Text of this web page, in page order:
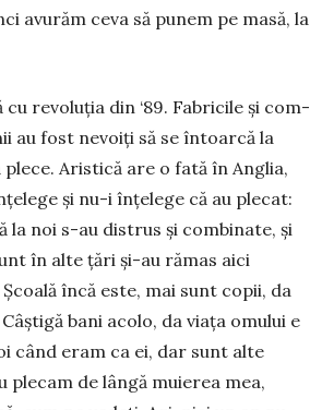
avu­răm ceva să punem pe masă, la
revoluția din ‘89. Fabricile și com­
au fost nevoiți să se întoarcă la
Aristică are o fată în Anglia,
și nu-i înțelege că au plecat:
la noi s-au dis­trus și combinate, și
în alte țări și-au rămas aici
încă este, mai sunt copii, da
bani acolo, da viața omului e
când eram ca ei, dar sunt alte
plecam de lângă muierea mea,